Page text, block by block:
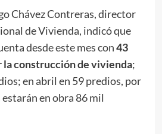
Chávez Contreras, director
de Vivienda, indicó que
desde este mes con43
la construcción de vivienda;
en abril en 59 predios, por
en obra 86 mil